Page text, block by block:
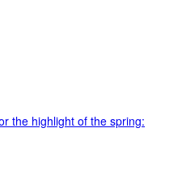
the highlight of the spring: